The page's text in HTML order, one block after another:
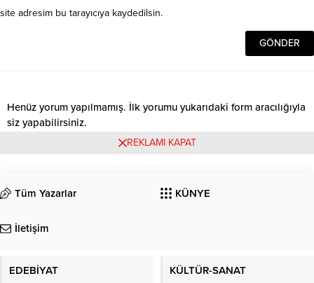
site adresim bu tarayıcıya kaydedilsin.
Henüz yorum yapılmamış. İlk yorumu yukarıdaki form aracılığıyla
siz yapabilirsiniz.
Tüm Yazarlar KÜNYE
İletişim
EDEBİYAT KÜLTÜR-SANAT
REKLAMI KAPAT